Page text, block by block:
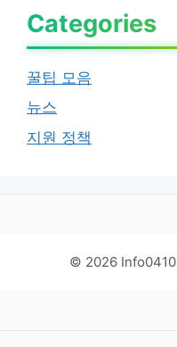
Categories
꿀팁 모음
뉴스
지원 정책
© 2026 Info0410